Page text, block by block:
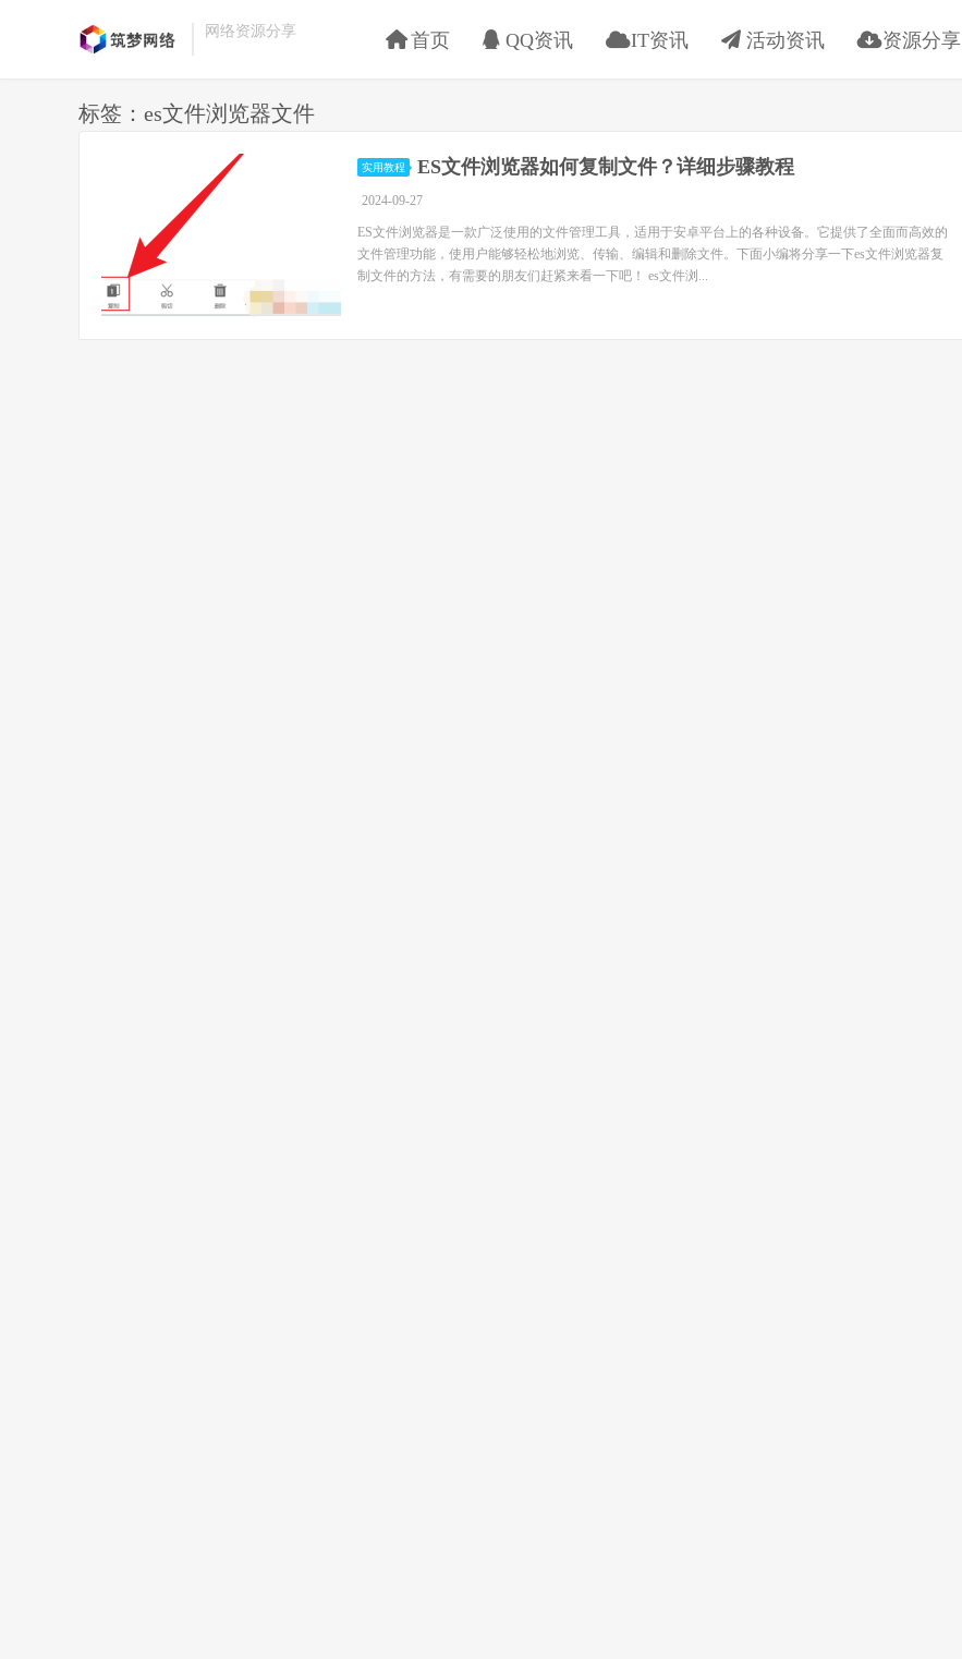
网络资源分享 首页 QQ资讯 IT资讯 活动资讯 资源分享
标签：es文件浏览器文件
实用教程 ES文件浏览器如何复制文件？详细步骤教程
2024-09-27
ES文件浏览器是一款广泛使用的文件管理工具，适用于安卓平台上的各种设备。它提供了全面而高效的
文件管理功能，使用户能够轻松地浏览、传输、编辑和删除文件。下面小编将分享一下es文件浏览器复
制文件的方法，有需要的朋友们赶紧来看一下吧！ es文件浏...